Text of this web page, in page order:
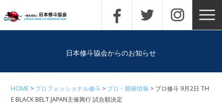
日本修斗協会からのお知らせ
HOME プロフェッショナル修斗 プロ・開催情報
プロ修斗 9月2日 TH
E BLACK BELT JAPAN主催興行 試合順決定